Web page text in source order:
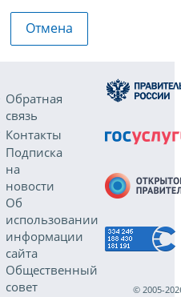
Отмена
Обратная
связь
Контакты
Подписка
на
новости
Об
использовании
информации
сайта
Общественный
совет
© 2005-